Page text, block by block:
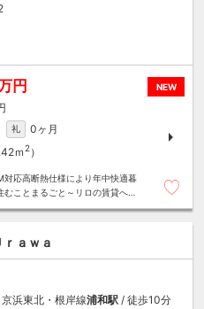
NEW
円
礼
0ヶ月
ｍ 2）
応高断熱仕様により年中快適暮
ことまるごと～リロの賃貸へお
ａｗａ
京浜東北・根岸線浦和駅 / 徒歩10分